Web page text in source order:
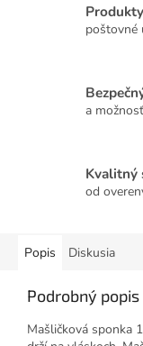
poštovné
a
Kvalitný
od
Popis Diskusia
Podrobný popis
Mašličková sponka